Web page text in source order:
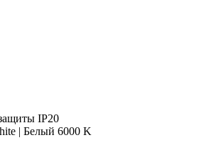
IP20
| Белый 6000 K